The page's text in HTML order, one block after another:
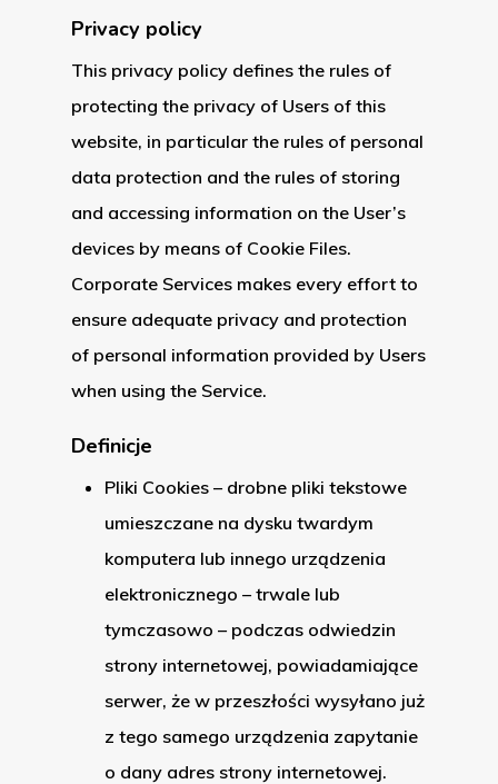
Privacy policy
This privacy policy defines the rules of
protecting the privacy of Users of this
website, in particular the rules of personal
data protection and the rules of storing
and accessing information on the User’s
devices by means of Cookie Files.
Corporate Services makes every effort to
ensure adequate privacy and protection
of personal information provided by Users
when using the Service.
Definicje
Pliki Cookies – drobne pliki tekstowe
umieszczane na dysku twardym
komputera lub innego urządzenia
elektronicznego – trwale lub
tymczasowo – podczas odwiedzin
strony internetowej, powiadamiające
serwer, że w przeszłości wysyłano już
z tego samego urządzenia zapytanie
o dany adres strony internetowej.